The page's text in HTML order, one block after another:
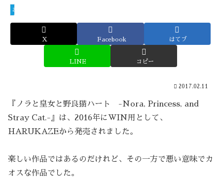
2016
X Facebook はてブ
LINE コピー
2017.02.11
『ノラと皇女と野良猫ハート -Nora, Princess, and
Stray Cat.-』は、2016年にWIN用として、
HARUKAZEから発売されました。
楽しい作品ではあるのだけれど、その一方で悪い意味でカ
オスな作品でした。